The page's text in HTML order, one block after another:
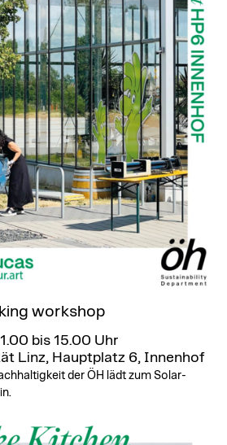
workshop
bis 15.00 Uhr
Linz, Hauptplatz 6, Innenhof
der ÖH lädt zum Solar-